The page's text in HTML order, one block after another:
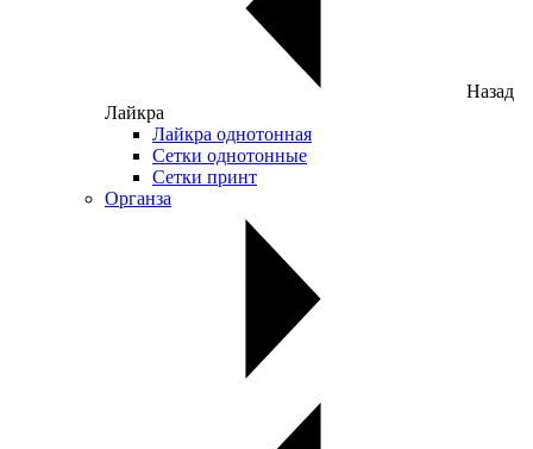
Назад
Лайкра
Лайкра однотонная
Сетки однотонные
Сетки принт
Органза